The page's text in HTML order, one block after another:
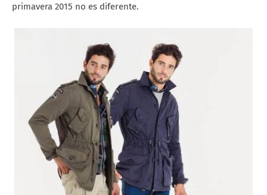
primavera 2015 no es diferente.